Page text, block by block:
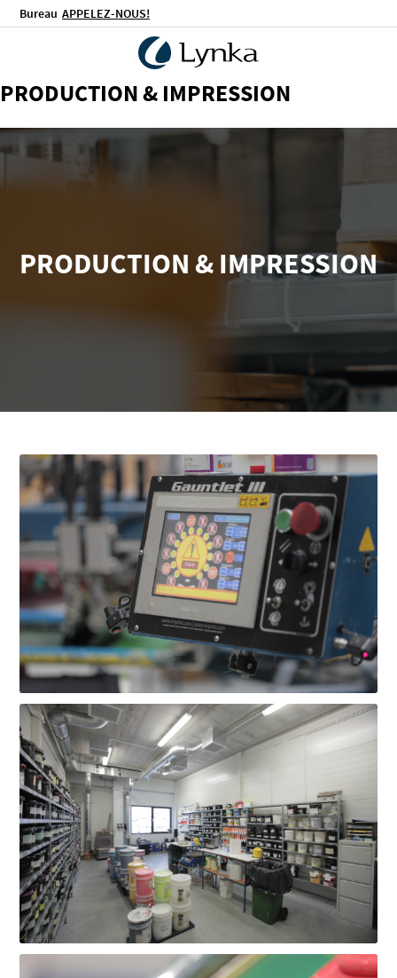
Bureau APPELEZ-NOUS!
PRODUCTION & IMPRESSION
PRODUCTION & IMPRESSION